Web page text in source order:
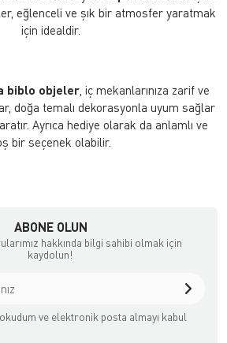
eğlenceli ve şık bir atmosfer yaratmak
için idealdir.
biblo objeler , iç mekanlarınıza zarif ve
doğa temalı dekorasyonla uyum sağlar
Ayrıca hediye olarak da anlamlı ve
bir seçenek olabilir.
ABONE OLUN
hakkında bilgi sahibi olmak için
kaydolun!
okudum ve elektronik posta almayı kabul